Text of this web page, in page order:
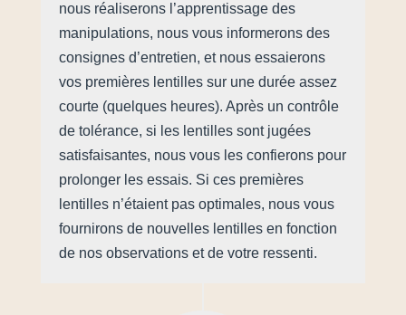
nous réaliserons l’apprentissage des
manipulations, nous vous informerons des
consignes d’entretien, et nous essaierons
vos premières lentilles sur une durée assez
courte (quelques heures). Après un contrôle
de tolérance, si les lentilles sont jugées
satisfaisantes, nous vous les confierons pour
prolonger les essais. Si ces premières
lentilles n’étaient pas optimales, nous vous
fournirons de nouvelles lentilles en fonction
de nos observations et de votre ressenti.